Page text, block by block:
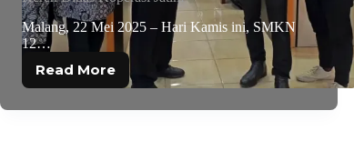
Malang, 22 Mei 2025 – Hari Kamis ini, SMKN
12…
Read More